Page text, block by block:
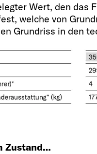
Wert, den das
welche von
Grundriss in den
Zustand…